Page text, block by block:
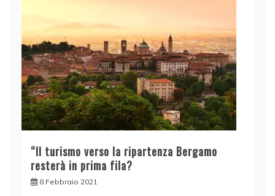
“Il turismo verso la ripartenza Bergamo
resterà in prima fila?
8 Febbraio 2021